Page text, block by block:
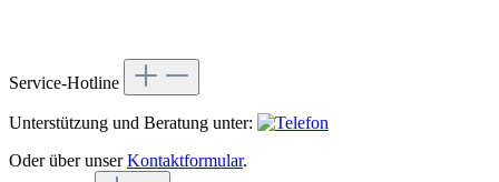
Service-Hotline
Unterstützung und Beratung unter:
Oder über unserKontaktformular.